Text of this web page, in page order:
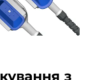
з